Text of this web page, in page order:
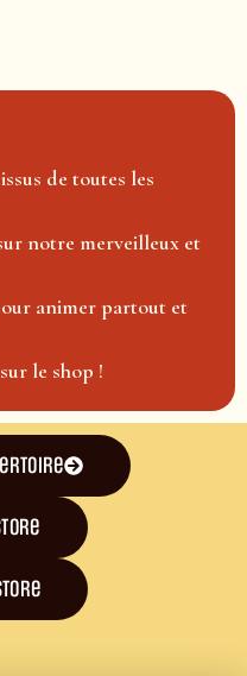
de toutes les
notre merveilleux et
animer partout et
le shop !